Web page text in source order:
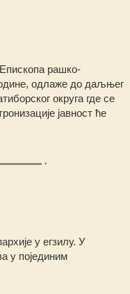
рашко-
одлаже до даљњег
округа где се
јавност ће
у егзилу. У
у појединим